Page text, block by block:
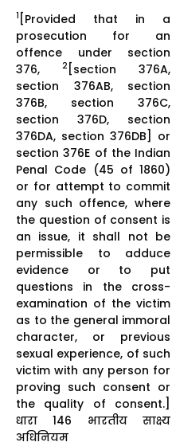
1 [Provided that in a
prosecution for an
offence under section
376,
2 [section 376A,
section 376AB, section
376B, section 376C,
section 376D, section
376DA, section 376DB] or
section 376E of the Indian
Penal Code (45 of 1860)
or for attempt to commit
any such offence, where
the question of consent is
an issue, it shall not be
permissible to adduce
evidence or to put
questions in the cross-
examination of the victim
as to the general immoral
character, or previous
sexual experience, of such
victim with any person for
proving such consent or
the quality of consent.]
धारा 146 भारतीय साक्ष्य
अधिनियम